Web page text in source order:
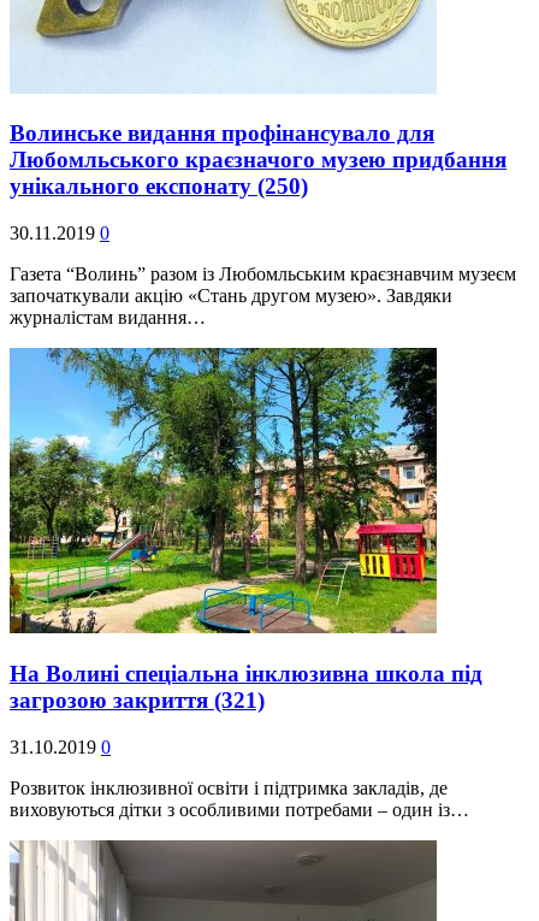
Волинське видання профінансувало для
Любомльського краєзначого музею придбання
унікального експонату (250)
30.11.2019 0
Газета “Волинь” разом із Любомльським краєзнавчим музеєм
започаткували акцію «Стань другом музею». Завдяки
журналістам видання…
На Волині спеціальна інклюзивна школа під
загрозою закриття (321)
31.10.2019 0
Розвиток інклюзивної освіти і підтримка закладів, де
виховуються дітки з особливими потребами – один із…